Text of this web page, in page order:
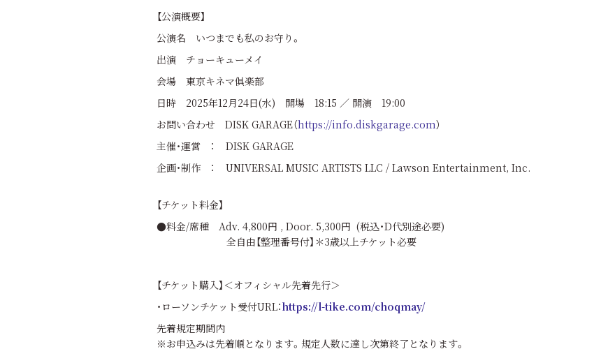
【公演概要】
公演名 いつまでも私のお守り。
出演 チョーキューメイ
会場 東京キネマ俱楽部
日時 2025年12月24日(水) 開場 18:15 ／ 開演 19:00
お問い合わせ DISK GARAGE（https://info.diskgarage.com）
主催・運営 ： DISK GARAGE
企画・制作 ： UNIVERSAL MUSIC ARTISTS LLC / Lawson Entertainment, Inc.
【チケット料金】
●料金/席種 Adv. 4,800円 , Door. 5,300円 (税込・D代別途必要)
全自由【整理番号付】＊3歳以上チケット必要
【チケット購入】＜オフィシャル先着先行＞
・ローソンチケット受付URL：https://l-tike.com/choqmay/
先着規定期間内
※お申込みは先着順となります。規定人数に達し次第終了となります。